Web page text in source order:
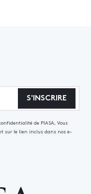
S'INSCRIRE
de PIASA, Vous
sur le lien inclus dans nos e-